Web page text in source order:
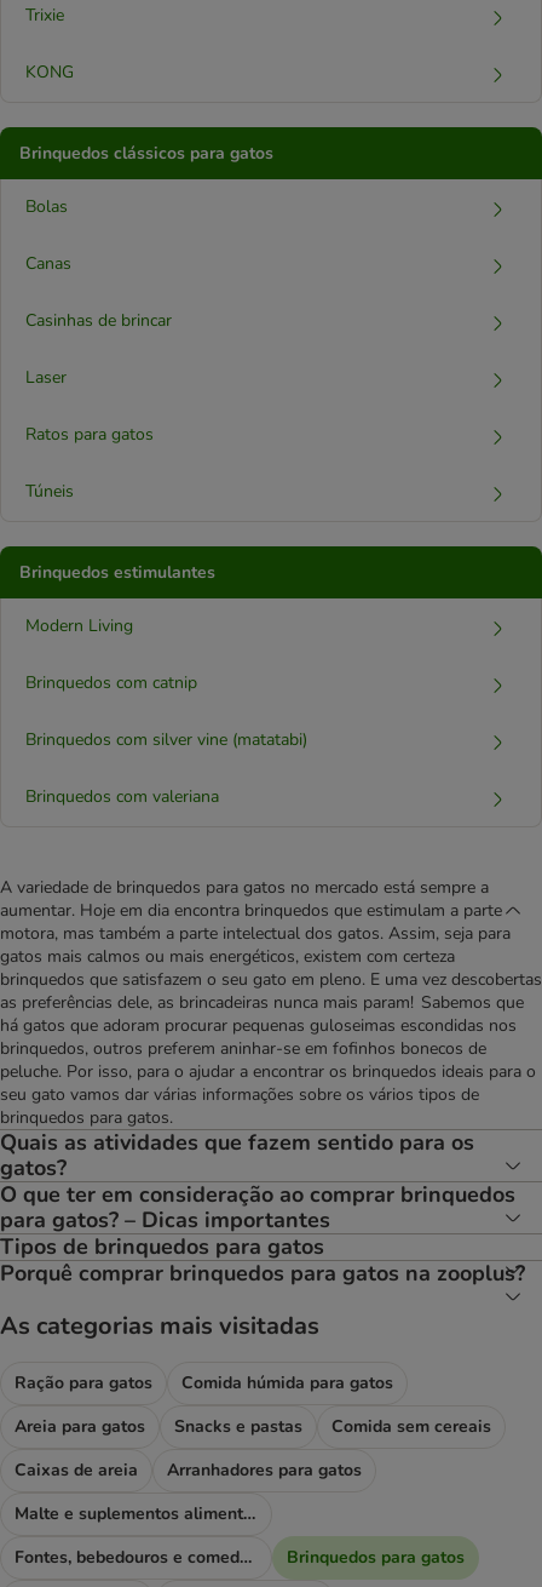
Trixie
KONG
Brinquedos clássicos para gatos
Bolas
Canas
Casinhas de brincar
Laser
Ratos para gatos
Túneis
Brinquedos estimulantes
Modern Living
Brinquedos com catnip
Brinquedos com silver vine (matatabi)
Brinquedos com valeriana
A variedade de brinquedos para gatos no mercado está sempre a
aumentar. Hoje em dia encontra brinquedos que estimulam a parte
motora, mas também a parte intelectual dos gatos. Assim, seja para
gatos mais calmos ou mais energéticos, existem com certeza
brinquedos que satisfazem o seu gato em pleno. E uma vez descobertas
as preferências dele, as brincadeiras nunca mais param! Sabemos que
há gatos que adoram procurar pequenas guloseimas escondidas nos
brinquedos, outros preferem aninhar-se em fofinhos bonecos de
peluche. Por isso, para o ajudar a encontrar os brinquedos ideais para o
seu gato vamos dar várias informações sobre os vários tipos de
brinquedos para gatos.
Quais as atividades que fazem sentido para os
gatos?
O que ter em consideração ao comprar brinquedos
para gatos? – Dicas importantes
Tipos de brinquedos para gatos
Porquê comprar brinquedos para gatos na zooplus?
As categorias mais visitadas
Ração para gatos
Comida húmida para gatos
Areia para gatos
Snacks e pastas
Comida sem cereais
Caixas de areia
Arranhadores para gatos
Malte e suplementos alimentares
Fontes, bebedouros e comedouros
Brinquedos para gatos